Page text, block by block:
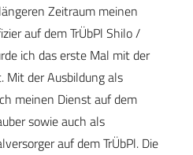
Zeitraum meinen
auf dem TrÜbPl Shilo /
ich das erste Mal mit der
der Ausbildung als
meinen Dienst auf dem
sowie auch als
auf dem TrÜbPl. Die